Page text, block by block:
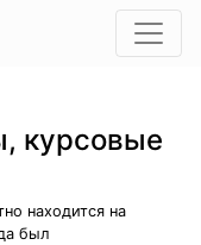
курсовые
находится на
был